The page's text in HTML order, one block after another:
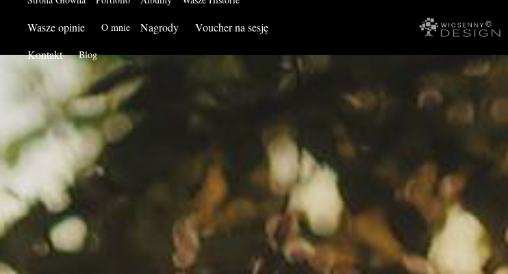
Wasze opinie O mnie Nagrody
Voucher na sesję
Kontakt
Blog